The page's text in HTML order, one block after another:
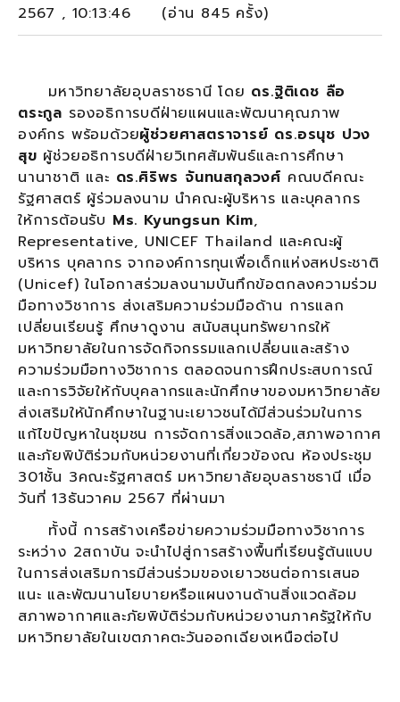
2567 , 10:13:46 (อ่าน 845 ครั้ง)
มหาวิทยาลัยอุบลราชธานี โดย ดร.ฐิติเดช ลือ
ตระกูล รองอธิการบดีฝ่ายแผนและพัฒนาคุณภาพ
องค์กร พร้อมด้วยผู้ช่วยศาสตราจารย์ ดร.อรนุช ปวง
สุข ผู้ช่วยอธิการบดีฝ่ายวิเทศสัมพันธ์และการศึกษา
นานาชาติ และ ดร.ศิริพร จันทนสกุลวงศ์ คณบดีคณะ
รัฐศาสตร์ ผู้ร่วมลงนาม นำคณะผู้บริหาร และบุคลากร
ให้การต้อนรับ Ms. Kyungsun Kim,
Representative, UNICEF Thailand และคณะผู้
บริหาร บุคลากร จากองค์การทุนเพื่อเด็กแห่งสหประชาติ
(Unicef) ในโอกาสร่วมลงนามบันทึกข้อตกลงความร่วม
มือทางวิชาการ ส่งเสริมความร่วมมือด้าน การแลก
เปลี่ยนเรียนรู้ ศึกษาดูงาน สนับสนุนทรัพยากรให้
มหาวิทยาลัยในการจัดกิจกรรมแลกเปลี่ยนและสร้าง
ความร่วมมือทางวิชาการ ตลอดจนการฝึกประสบการณ์
และการวิจัยให้กับบุคลากรและนักศึกษาของมหาวิทยาลัย
ส่งเสริมให้นักศึกษาในฐานะเยาวชนได้มีส่วนร่วมในการ
แก้ไขปัญหาในชุมชน การจัดการสิ่งแวดล้อ,สภาพอากาศ
และภัยพิบัติร่วมกับหน่วยงานที่เกี่ยวข้องณ ห้องประชุม
301ชั้น 3คณะรัฐศาสตร์ มหาวิทยาลัยอุบลราชธานี เมื่อ
วันที่ 13ธันวาคม 2567 ที่ผ่านมา
ทั้งนี้ การสร้างเครือข่ายความร่วมมือทางวิชาการ
ระหว่าง 2สถาบัน จะนำไปสู่การสร้างพื้นที่เรียนรู้ต้นแบบ
ในการส่งเสริมการมีส่วนร่วมของเยาวชนต่อการเสนอ
แนะ และพัฒนานโยบายหรือแผนงานด้านสิ่งแวดล้อม
สภาพอากาศและภัยพิบัติร่วมกับหน่วยงานภาครัฐให้กับ
มหาวิทยาลัยในเขตภาคตะวันออกเฉียงเหนือต่อไป